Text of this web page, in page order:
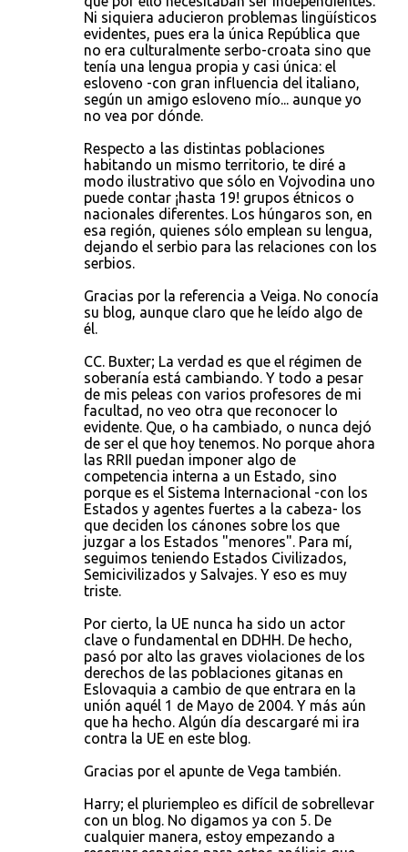
Ni siquiera aducieron problemas lingüísticos
evidentes, pues era la única República que
no era culturalmente serbo-croata sino que
tenía una lengua propia y casi única: el
esloveno -con gran influencia del italiano,
según un amigo esloveno mío... aunque yo
no vea por dónde.
Respecto a las distintas poblaciones
habitando un mismo territorio, te diré a
modo ilustrativo que sólo en Vojvodina uno
puede contar ¡hasta 19! grupos étnicos o
nacionales diferentes. Los húngaros son, en
esa región, quienes sólo emplean su lengua,
dejando el serbio para las relaciones con los
serbios.
Gracias por la referencia a Veiga. No conocía
su blog, aunque claro que he leído algo de
él.
CC. Buxter; La verdad es que el régimen de
soberanía está cambiando. Y todo a pesar
de mis peleas con varios profesores de mi
facultad, no veo otra que reconocer lo
evidente. Que, o ha cambiado, o nunca dejó
de ser el que hoy tenemos. No porque ahora
las RRII puedan imponer algo de
competencia interna a un Estado, sino
porque es el Sistema Internacional -con los
Estados y agentes fuertes a la cabeza- los
que deciden los cánones sobre los que
juzgar a los Estados "menores". Para mí,
seguimos teniendo Estados Civilizados,
Semicivilizados y Salvajes. Y eso es muy
triste.
Por cierto, la UE nunca ha sido un actor
clave o fundamental en DDHH. De hecho,
pasó por alto las graves violaciones de los
derechos de las poblaciones gitanas en
Eslovaquia a cambio de que entrara en la
unión aquél 1 de Mayo de 2004. Y más aún
que ha hecho. Algún día descargaré mi ira
contra la UE en este blog.
Gracias por el apunte de Vega también.
Harry; el pluriempleo es difícil de sobrellevar
con un blog. No digamos ya con 5. De
cualquier manera, estoy empezando a